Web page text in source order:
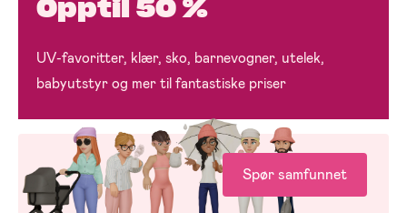
Opptil 50 %
UV-favoritter, klær, sko, barnevogner, utelek,
babyutstyr og mer til fantastiske priser
Spør samfunnet